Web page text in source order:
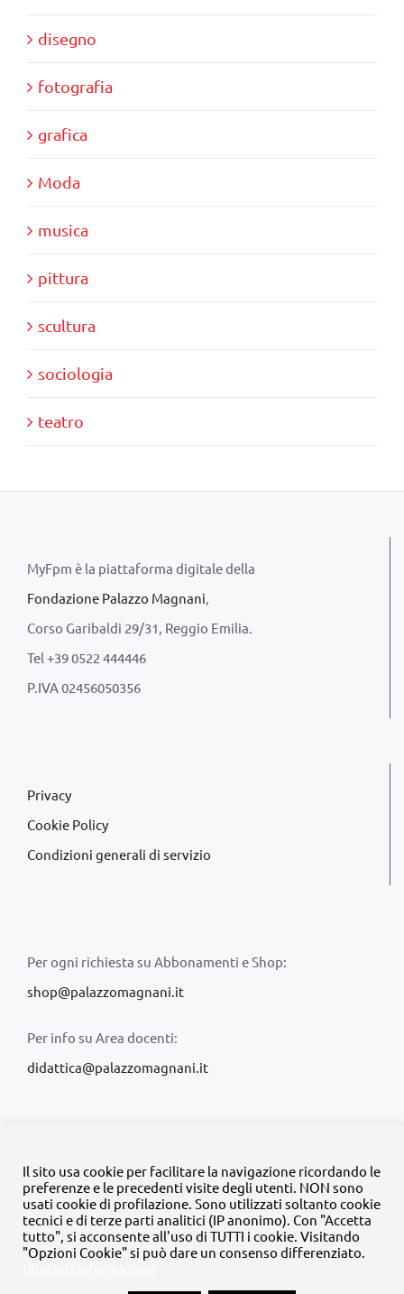
disegno
fotografia
grafica
Moda
musica
pittura
scultura
sociologia
teatro
MyFpm è la piattaforma digitale della
Fondazione Palazzo Magnani,
Corso Garibaldi 29/31, Reggio Emilia.
Tel +39 0522 444446
P.IVA 02456050356
Privacy
Cookie Policy
Condizioni generali di servizio
Per ogni richiesta su Abbonamenti e Shop:
shop@palazzomagnani.it
Per info su Area docenti:
didattica@palazzomagnani.it
© Copyright 2020 -2026 | Tutti i diritti riservati | MyFpm è un
progetto dellaFondazione Palazzo Magnani
Il sito usa cookie per facilitare la navigazione ricordando le
preferenze e le precedenti visite degli utenti. NON sono
usati cookie di profilazione. Sono utilizzati soltanto cookie
tecnici e di terze parti analitici (IP anonimo). Con "Accetta
tutto", si acconsente all'uso di TUTTI i cookie. Visitando
"Opzioni Cookie" si può dare un consenso differenziato.